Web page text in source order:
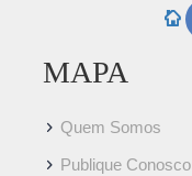
MAPA
Quem Somos
Publique Conosco